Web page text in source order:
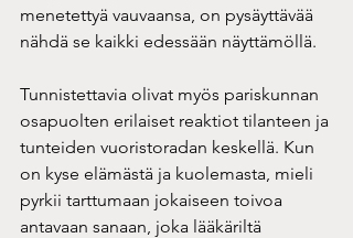
menetettyä vauvaansa, on pysäyttävää
nähdä se kaikki edessään näyttämöllä.
Tunnistettavia olivat myös pariskunnan
osapuolten erilaiset reaktiot tilanteen ja
tunteiden vuoristoradan keskellä. Kun
on kyse elämästä ja kuolemasta, mieli
pyrkii tarttumaan jokaiseen toivoa
antavaan sanaan, joka lääkäriltä